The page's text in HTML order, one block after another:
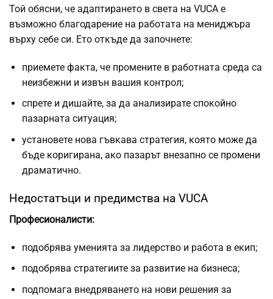
Той обясни, че адаптирането в света на VUCA е
възможно благодарение на работата на мениджъра
върху себе си. Ето откъде да започнете:
приемете факта, че промените в работната среда са
неизбежни и извън вашия контрол;
спрете и дишайте, за да анализирате спокойно
пазарната ситуация;
установете нова гъвкава стратегия, която може да
бъде коригирана, ако пазарът внезапно се промени
драматично.
Недостатъци и предимства на VUCA
Професионалисти:
подобрява уменията за лидерство и работа в екип;
подобрява стратегиите за развитие на бизнеса;
подпомага внедряването на нови решения за